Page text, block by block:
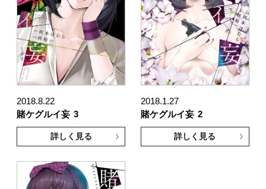
2018.8.22
賭ケグルイ妄 3
詳しく見る
2018.1.27
賭ケグルイ妄 2
詳しく見る